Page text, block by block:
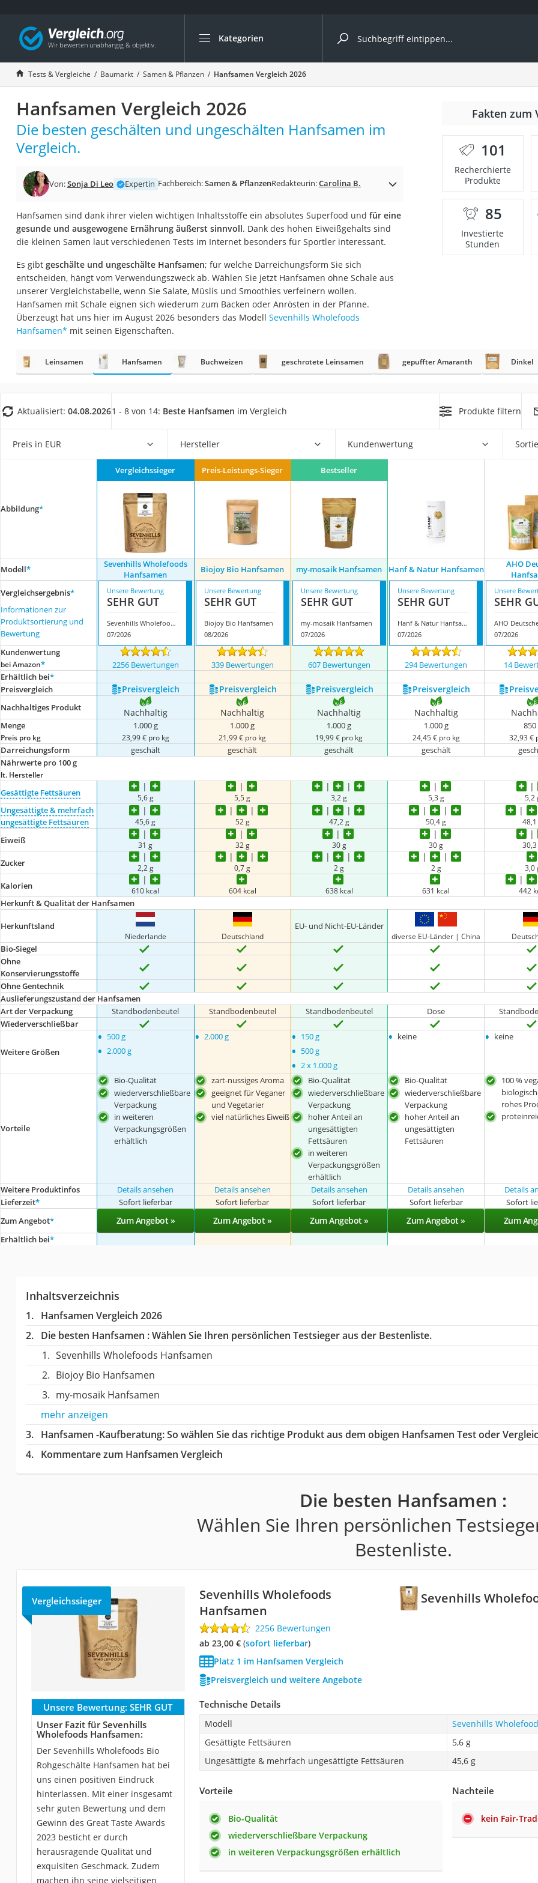
Kategorien
Die beliebtesten Vergleiche nach Kategorie
Baumarkt
Tresor feuerfest
Makita-Akku-Rasenmäher
Kappsäge
Smartes Türschloss
Feuchtigkeitsmessgerät
Pelletofen
Bohrmaschine
Tiefbrunnenpumpe
Fliesenschneider
Hochdruckreiniger
Doppelschleifer
Benzinrasenmäher mit Elektrostart
Akku-Laubsauger
Multimeter
Gasdurchlauferhitzer
Service
Tests & Vergleiche Baumarkt Samen & Pflanzen Hanfsamen Vergleich 2026
Hanfsamen Vergleich 2026
Die besten geschälten und ungeschälten Hanfsamen im
Vergleich.
Von:Sonja Di Leo Expertin Fachbereich:Samen & PflanzenRedakteurin:Carolina B.
Hanfsamen sind dank ihrer vielen wichtigen Inhaltsstoffe ein absolutes Superfood und für eine
gesunde und ausgewogene Ernährung äußerst sinnvoll. Dank des hohen Eiweißgehalts sind
die kleinen Samen laut verschiedenen Tests im Internet besonders für Sportler interessant.
Es gibt geschälte und ungeschälte Hanfsamen; für welche Darreichungsform Sie sich
entscheiden, hängt vom Verwendungszweck ab. Wählen Sie jetzt Hanfsamen ohne Schale aus
unserer Vergleichstabelle, wenn Sie Salate, Müslis und Smoothies verfeinern wollen.
Hanfsamen mit Schale eignen sich wiederum zum Backen oder Anrösten in der Pfanne.
Überzeugt hat uns hier im August 2026 besonders das Modell Sevenhills Wholefoods
Hanfsamen* mit seinen Eigenschaften.
Fakten zum
101
Recherchierte
Produkte
85
Investierte
Stunden
Leinsamen Hanfsamen Buchweizen geschrotete Leinsamen gepuffter Amaranth Dinkel
Aktualisiert: 04.08.20261 - 8 von 14: Beste Hanfsamen im Vergleich Produkte filtern
Preis in EUR Hersteller Kundenwertung
Abbildung*
Vergleichssieger Preis-Leistungs-Sieger Bestseller
Modell*
Sevenhills Wholefoods
Hanfsamen
Biojoy Bio Hanfsamen my-mosaik Hanfsamen Hanf & Natur Hanfsamen
AHO
Vergleichsergebnis*
Informationen zur
Produktsortierung und
Bewertung
Unsere Bewertung
SEHR GUT
Sevenhills Wholefoods Hanfsamen
07/2026
Unsere Bewertung
SEHR GUT
Biojoy Bio Hanfsamen
08/2026
Unsere Bewertung
SEHR GUT
my-mosaik Hanfsamen
07/2026
Unsere Bewertung
SEHR GUT
Hanf & Natur Hanfsamen
07/2026
Unsere
SEHR
07/2026
Kundenwertung
bei Amazon* 2256 Bewertungen 339 Bewertungen 607 Bewertungen 294 Bewertungen 14
Erhältlich bei*
Preis­vergleich
Preis­vergleich Preis­vergleich Preis­vergleich Preis­vergleich
Nachhaltiges Produkt Nachhaltig Nachhaltig Nachhaltig Nachhaltig
Menge
Preis pro kg
1.000 g
23,99 € pro kg
1.000 g
21,99 € pro kg
1.000 g
19,99 € pro kg
1.000 g
24,45 € pro kg
850
32,93 €
Darreichungsform geschält geschält geschält geschält
Nährwerte pro 100 g
lt. Hersteller
Gesättigte Fettsäuren 5,6 g 5,5 g 3,2 g 5,3 g 5,2
Ungesättigte & mehrfach
ungesättigte Fettsäuren
45,6 g 52 g 47,2 g 50,4 g
Eiweiß 31 g 32 g 30 g 30 g
Zucker 2,2 g 0,7 g 2 g 2 g 3,0
Kalorien 610 kcal 604 kcal 638 kcal 631 kcal 442
Herkunft & Qualität der Hanfsamen
Herkunftsland
Niederlande Deutschland
EU- und Nicht-EU-Länder
diverse EU-Länder | China
Bio-Siegel
Ohne
Konservierungsstoffe
Ohne Gentechnik
Auslieferungszustand der Hanfsamen
Art der Verpackung
Standbodenbeutel Standbodenbeutel Standbodenbeutel Dose
Wiederverschließbar
Weitere Größen
• 500 g
• 2.000 g
• 2.000 g • 150 g
• 500 g
• 2 x 1.000 g
• keine • keine
Vorteile
Bio-Qualität
wiederverschließbare
Verpackung
in weiteren
Verpackungsgrößen
erhältlich
zart-nussiges Aroma
geeignet für Veganer
und Vegetarier
viel natürliches Eiweiß
Bio-Qualität
wiederverschließbare
Verpackung
hoher Anteil an
ungesättigten
Fettsäuren
in weiteren
Verpackungsgrößen
erhältlich
Bio-Qualität
wiederverschließbare
Verpackung
hoher Anteil an
ungesättigten
Fettsäuren
100 %
rohes
Weitere Produktinfos
Details ansehen Details ansehen Details ansehen Details ansehen Details
Lieferzeit* Sofort lieferbar Sofort lieferbar Sofort lieferbar Sofort lieferbar Sofort
Zum Angebot* Zum Angebot » Zum Angebot » Zum Angebot » Zum Angebot » Zum
Erhältlich bei*
Inhaltsverzeichnis
Hanfsamen Vergleich 2026
Die besten Hanfsamen :Wählen Sie Ihren persönlichen Testsieger aus der Bestenliste.
Sevenhills Wholefoods Hanfsamen
Biojoy Bio Hanfsamen
my-mosaik Hanfsamen
mehr anzeigen
Hanfsamen -Kaufberatung: So wählen Sie das richtige Produkt aus dem obigen Hanfsamen Test oder
Kommentare zum Hanfsamen Vergleich
Die besten Hanfsamen :
Wählen Sie Ihren persönlichen
Bestenliste.
Sevenhills
Vergleichssieger
Sevenhills Wholefoods
Hanfsamen
2256 Bewertungen
ab 23,00 €( Sofort lieferbar)
Platz 1 im Hanfsamen Vergleich
Preisvergleich und weitere Angebote
Unsere Bewertung: SEHR GUT
Unser Fazit für Sevenhills
Wholefoods Hanfsamen:
Der Sevenhills Wholefoods Bio
Rohgeschälte Hanfsamen hat bei
uns einen positiven Eindruck
hinterlassen. Mit einer insgesamt
sehr guten Bewertung und dem
Gewinn des Great Taste Awards
2023 besticht er durch
herausragende Qualität und
exquisiten Geschmack. Zudem
machen ihn seine vielseitigen
Technische Details
Modell
Sevenhills
Gesättigte Fettsäuren
5,6 g
Ungesättigte & mehrfach ungesättigte Fettsäuren
45,6 g
Vorteile
Bio-Qualität
wiederverschließbare Verpackung
in weiteren Verpackungsgrößen erhältlich
Nachteile
kein Fair-